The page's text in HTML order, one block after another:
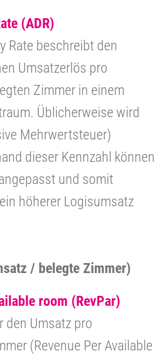
(ADR)
Rate beschreibt den
Umsatzerlös pro
Zimmer in einem
Üblicherweise wird
Mehrwertsteuer)
dieser Kennzahl können
und somit
höherer Logisumsatz
/ belegte Zimmer)
room (RevPar)
den Umsatz pro
(Revenue Per Available